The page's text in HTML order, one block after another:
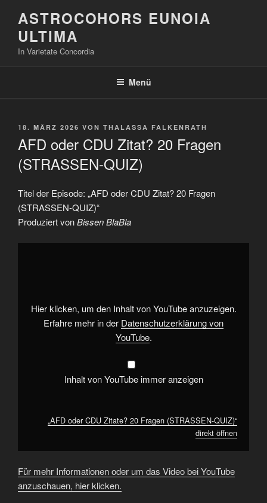
Inhalt
springen
ASTROCOHORS EUNOIA
ULTIMA
In Varietate Concordia
Menü
VERÖFFENTLICHT
18. MÄRZ 2026 VON THALASSA FALKENRATH
AFD oder CDU Zitat? 20 Fragen
(STRASSEN-QUIZ)
Titel der Episode: „AFD oder CDU Zitat? 20 Fragen
(STRASSEN-QUIZ)“
Produziert vonBissen BlaBla
„AFD
QUIZ)“
von
YouTube
anzeigen
Hier klicken, um den Inhalt von YouTube anzuzeigen.
Erfahre mehr in der Datenschutzerklärung von
YouTube.
Inhalt von YouTube immer anzeigen
„AFD oder CDU Zitate? 20 Fragen (STRASSEN-QUIZ)“
direkt öffnen
Für mehr Informationen oder um das Video bei YouTube
anzuschauen, hier klicken.